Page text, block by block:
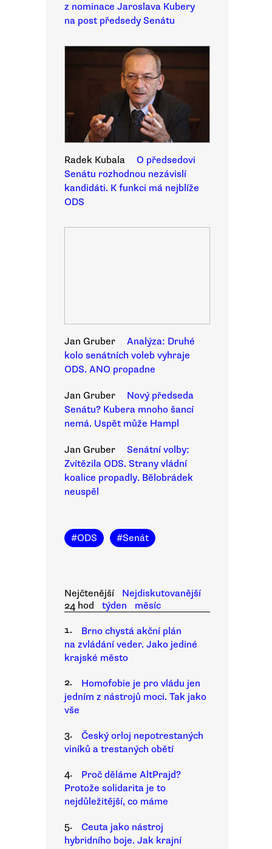
z nominace Jaroslava Kubery
na post předsedy Senátu
Radek Kubala
O předsedovi
Senátu rozhodnou nezávislí
kandidáti. K funkci má nejblíže
ODS
Jan Gruber
Analýza: Druhé
kolo senátních voleb vyhraje
ODS. ANO propadne
Jan Gruber
Nový předseda
Senátu? Kubera mnoho šancí
nemá. Uspět může Hampl
Jan Gruber
Senátní volby:
Zvítězila ODS. Strany vládní
koalice propadly. Bělobrádek
neuspěl
#ODS #Senát
Nejčtenější
Nejdiskutovanější
24 hod
týden
měsíc
1.
Brno chystá akční plán
na zvládání veder. Jako jediné
krajské město
2.
Homofobie je pro vládu jen
jedním z nástrojů moci. Tak jako
vše
3.
Český orloj nepotrestaných
viníků a trestaných obětí
4.
Proč děláme AltPrajd?
Protože solidarita je to
nejdůležitější, co máme
5.
Ceuta jako nástroj
hybridního boje. Jak krajní